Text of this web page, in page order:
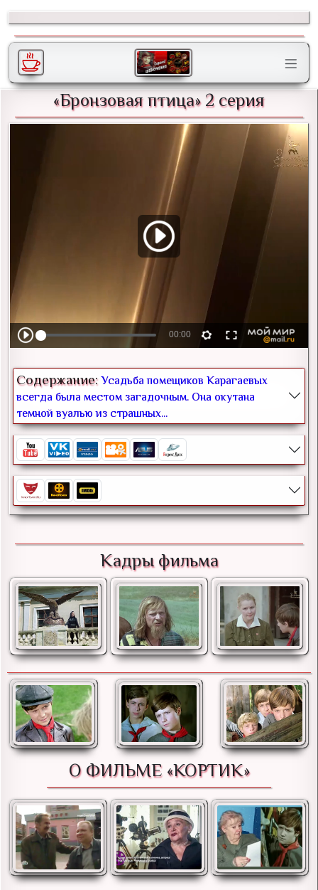
«Бронзовая птица» 2 серия
Содержание:Усадьба помещиков Карагаевых
всегда была местом загадочным. Она окутана
темной вуалью из страшных...
Кадры фильма
О ФИЛЬМЕ «КОРТИК»